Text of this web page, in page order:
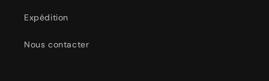
Expédition
Nous contacter